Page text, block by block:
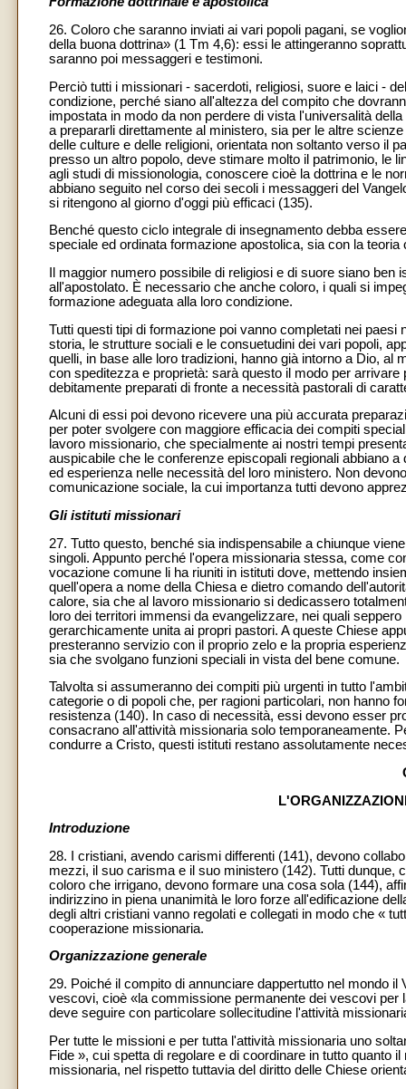
26. Coloro che saranno inviati ai vari popoli pagani, se
della buona dottrina» (1 Tm 4,6): essi le attingeranno
saranno poi messaggeri e testimoni.
Perciò tutti i missionari - sacerdoti, religiosi, suore e laici -
condizione, perché siano all'altezza del compito che
impostata in modo da non perdere di vista l'universalità
a prepararli direttamente al ministero, sia per le altre
delle culture e delle religioni, orientata non soltanto verso il
presso un altro popolo, deve stimare molto il patrimonio, le
agli studi di missionologia, conoscere cioè la dottrina e le
abbiano seguito nel corso dei secoli i messaggeri del
si ritengono al giorno d'oggi più efficaci (135).
Benché questo ciclo integrale di insegnamento debba
speciale ed ordinata formazione apostolica, sia con la
Il maggior numero possibile di religiosi e di suore siano
all'apostolato. È necessario che anche coloro, i quali si
formazione adeguata alla loro condizione.
Tutti questi tipi di formazione poi vanno completati nei
storia, le strutture sociali e le consuetudini dei vari popoli,
quelli, in base alle loro tradizioni, hanno già intorno a Dio, al
con speditezza e proprietà: sarà questo il modo per
debitamente preparati di fronte a necessità pastorali di
Alcuni di essi poi devono ricevere una più accurata
per poter svolgere con maggiore efficacia dei compiti
lavoro missionario, che specialmente ai nostri tempi
auspicabile che le conferenze episcopali regionali abbiano
ed esperienza nelle necessità del loro ministero. Non
comunicazione sociale, la cui importanza tutti devono
Gli istituti missionari
27. Tutto questo, benché sia indispensabile a chiunque
singoli. Appunto perché l'opera missionaria stessa, come
vocazione comune li ha riuniti in istituti dove, mettendo
quell'opera a nome della Chiesa e dietro comando
calore, sia che al lavoro missionario si dedicassero
loro dei territori immensi da evangelizzare, nei quali
gerarchicamente unita ai propri pastori. A queste Chiese
presteranno servizio con il proprio zelo e la propria
sia che svolgano funzioni speciali in vista del bene comune.
Talvolta si assumeranno dei compiti più urgenti in tutto
categorie o di popoli che, per ragioni particolari, non hanno
resistenza (140). In caso di necessità, essi devono esser
consacrano all'attività missionaria solo temporaneamente.
condurre a Cristo, questi istituti restano assolutamente
Introduzione
28. I cristiani, avendo carismi differenti (141), devono
mezzi, il suo carisma e il suo ministero (142). Tutti dunque,
coloro che irrigano, devono formare una cosa sola (144),
indirizzino in piena unanimità le loro forze all'edificazione
degli altri cristiani vanno regolati e collegati in modo che «
cooperazione missionaria.
Organizzazione generale
29. Poiché il compito di annunciare dappertutto nel mondo
vescovi, cioè «la commissione permanente dei vescovi per
deve seguire con particolare sollecitudine l'attività
Per tutte le missioni e per tutta l'attività missionaria uno
Fide », cui spetta di regolare e di coordinare in tutto quanto
missionaria, nel rispetto tuttavia del diritto delle Chiese